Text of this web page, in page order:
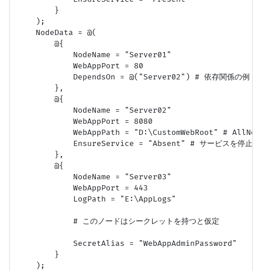
        }
    );
    NodeData = @(
        @{
            NodeName = "Server01"
            WebAppPort = 80
            DependsOn = @("Server02") # 依存関係の例
        },
        @{
            NodeName = "Server02"
            WebAppPort = 8080
WebAppPath = "D:\CustomWebRoot" #
EnsureService = "Absent" # サービスを停止す
        },
        @{
            NodeName = "Server03"
            WebAppPort = 443
            LogPath = "E:\AppLogs"
            # このノードはシークレットを持つと仮定
            SecretAlias = "WebAppAdminPassword"
        }
    );